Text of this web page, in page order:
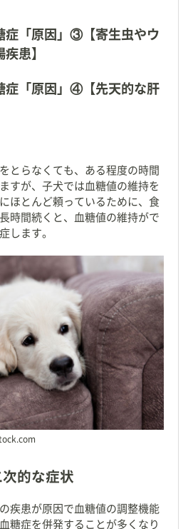
症「原因」③【寄生虫やウ
患】
症「原因」④【先天的な肝
とらなくても、ある程度の時間
すが、子犬では血糖値の維持を
ほとんど頼っているために、食
時間続くと、血糖値の維持がで
します。
的な症状
疾患が原因で血糖値の調整機能
糖症を併発することが多くなり